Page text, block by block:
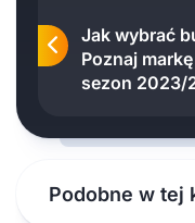
Jak wybrać
Poznaj
sezon 2023/
Podobne w tej